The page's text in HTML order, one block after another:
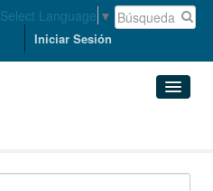
Select Language ▼
Iniciar Sesión